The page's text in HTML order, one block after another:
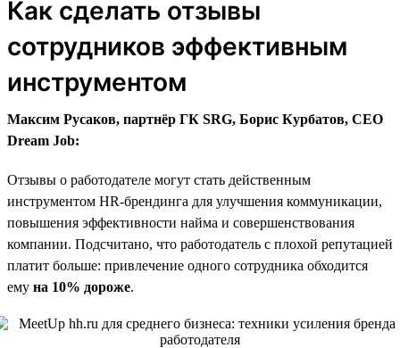
Как сделать отзывы
сотрудников эффективным
инструментом
Максим Русаков, партнёр ГК SRG, Борис Курбатов, CEO
Dream Job:
Отзывы о работодателе могут стать действенным
инструментом HR-брендинга для улучшения коммуникации,
повышения эффективности найма и совершенствования
компании. Подсчитано, что работодатель с плохой репутацией
платит больше: привлечение одного сотрудника обходится
ему на 10% дороже.